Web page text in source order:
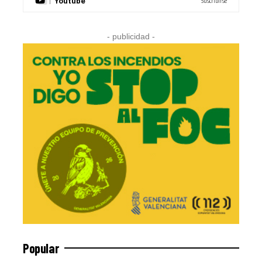
- publicidad -
Popular